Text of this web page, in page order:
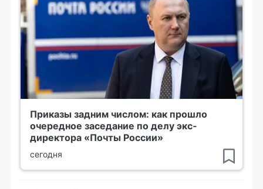
Приказы задним числом: как прошло
очередное заседание по делу экс-
директора «Почты России»
сегодня